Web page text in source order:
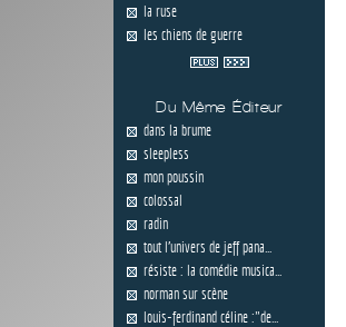
la ruse
les chiens de guerre
Du Même Éditeur
dans la brume
sleepless
mon poussin
colossal
radin
tout l'univers de jeff pana...
résiste : la comédie musica...
norman sur scène
louis-ferdinand céline :"de...